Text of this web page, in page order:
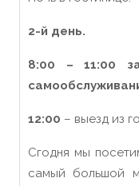
2-й день.
8:00 – 11:00
12:00 – выезд из
Сгодня мы
самый большой